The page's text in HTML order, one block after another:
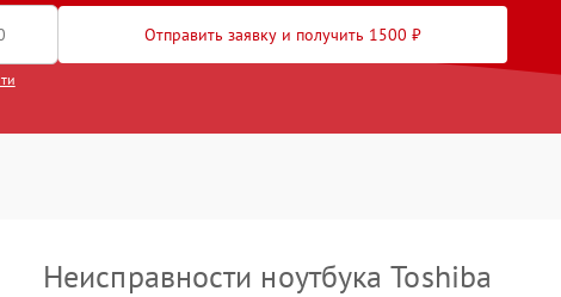
Отправить заявку и получить 1500 ₽
Неисправности ноутбука Toshiba